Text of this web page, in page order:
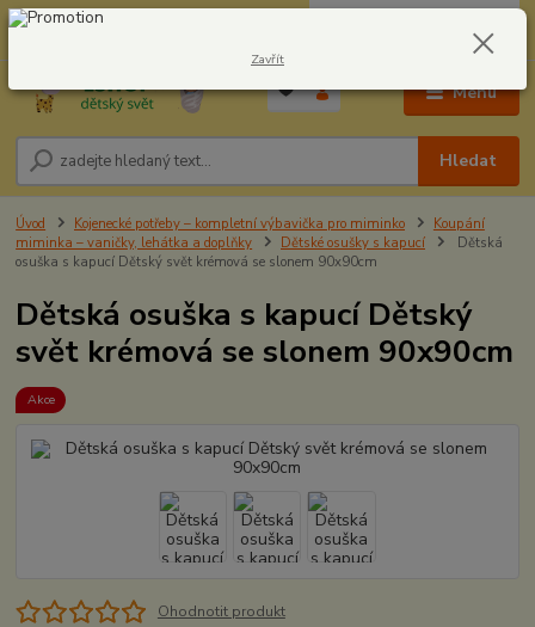
Menu
Hledat
604278943 0,00 Kč
Úvod Kojenecké potřeby – kompletní výbavička pro miminko
Koupání
miminka – vaničky, lehátka a doplňky
Dětské osušky s kapucí
Dětská
osuška s kapucí Dětský svět krémová se slonem 90x90cm
Dětská osuška s kapucí Dětský
svět krémová se slonem 90x90cm
Akce
Ohodnotit produkt
Zavřít